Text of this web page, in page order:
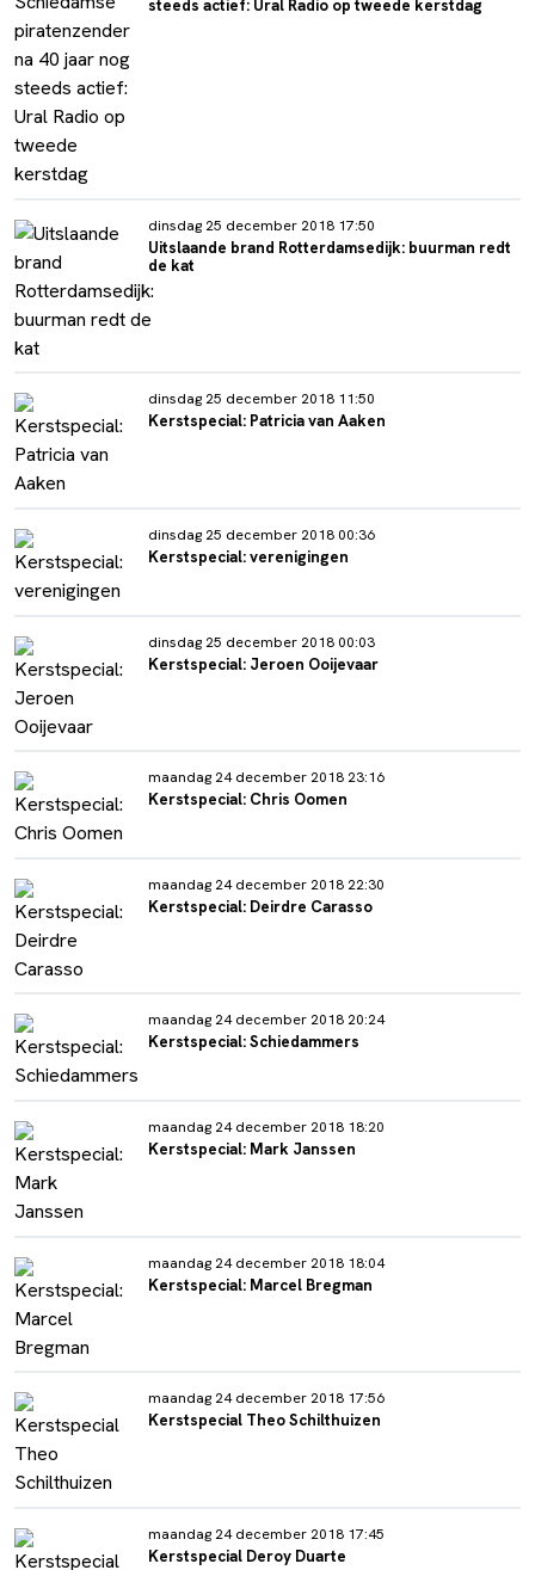
steeds actief: Ural Radio op tweede kerstdag
dinsdag 25 december 2018 17:50
Uitslaande brand Rotterdamsedijk: buurman redt
de kat
dinsdag 25 december 2018 11:50
Kerstspecial: Patricia van Aaken
dinsdag 25 december 2018 00:36
Kerstspecial: verenigingen
dinsdag 25 december 2018 00:03
Kerstspecial: Jeroen Ooijevaar
maandag 24 december 2018 23:16
Kerstspecial: Chris Oomen
maandag 24 december 2018 22:30
Kerstspecial: Deirdre Carasso
maandag 24 december 2018 20:24
Kerstspecial: Schiedammers
maandag 24 december 2018 18:20
Kerstspecial: Mark Janssen
maandag 24 december 2018 18:04
Kerstspecial: Marcel Bregman
maandag 24 december 2018 17:56
Kerstspecial Theo Schilthuizen
maandag 24 december 2018 17:45
Kerstspecial Deroy Duarte